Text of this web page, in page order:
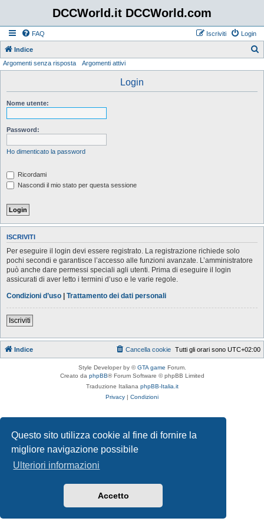
Questo sito utilizza cookie al fine di fornire la
migliore navigazione possibile
Ulteriori informazioni
Accetto
DCCWorld.it DCCWorld.com
FAQ Login
Iscriviti
Indice
Argomenti senza risposta Argomenti attivi
Login
Nome utente:
Password:
Ho dimenticato la password
Ricordami
Nascondi il mio stato per questa sessione
ISCRIVITI
Per eseguire il login devi essere registrato. La registrazione richiede solo
pochi secondi e garantisce l’accesso alle funzioni avanzate. L’amministratore
può anche dare permessi speciali agli utenti. Prima di eseguire il login
assicurati di aver letto i termini d’uso e le varie regole.
Condizioni d’uso | Trattamento dei dati personali
Iscriviti
Indice Tutti gli orari sono UTC+02:00
Cancella cookie
Style Developer by ©GTA game Forum.
Creato da phpBB® Forum Software © phpBB Limited
Traduzione Italiana phpBB-Italia.it
Privacy | Condizioni